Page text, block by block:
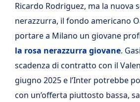
Ricardo Rodriguez, ma la nuova
nerazzurra, il fondo americano
portare a Milano un giovane
la rosa nerazzurra giovane.
scadenza di contratto con il
giugno 2025 e l’Inter potrebbe
con un’offerta piuttosto bassa,